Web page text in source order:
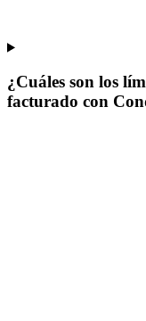
¿Cuáles son los
facturado con